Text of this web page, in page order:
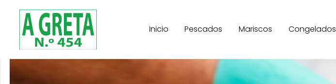
Inicio Pescados Mariscos Congelados